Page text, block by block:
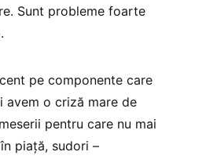
Sunt probleme foarte
pe componente care
avem o criză mare de
pentru care nu mai
piață, sudori –